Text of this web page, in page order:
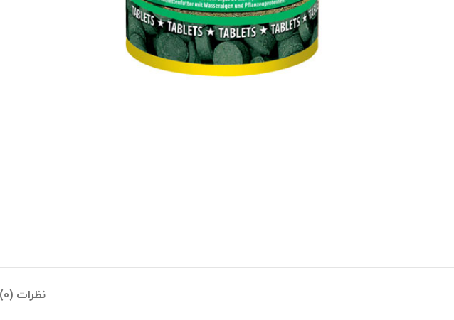
نظرات (0)